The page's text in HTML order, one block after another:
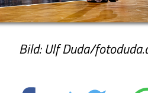
Bild: Ulf Duda/